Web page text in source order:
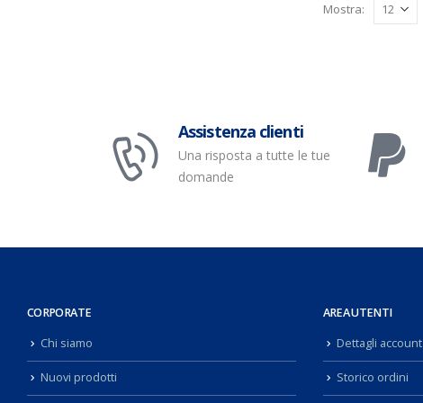
Mostra:
Assistenza clienti
Una risposta a tutte le tue
domande
CORPORATE
Chi siamo
Nuovi prodotti
AREA UTENTI
Dettagli account
Storico ordini